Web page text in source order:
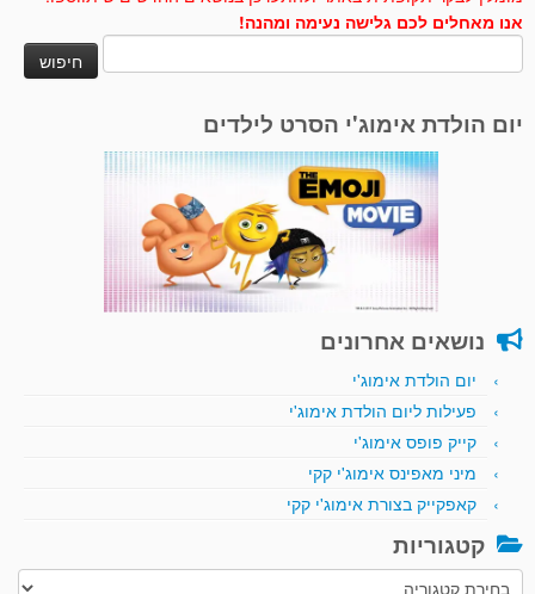
אנו מאחלים לכם גלישה נעימה ומהנה!
יום הולדת אימוג'י הסרט לילדים
נושאים אחרונים
יום הולדת אימוג'י
פעילות ליום הולדת אימוג'י
קייק פופס אימוג'י
מיני מאפינס אימוג'י קקי
קאפקייק בצורת אימוג'י קקי
קטגוריות
קטגוריות